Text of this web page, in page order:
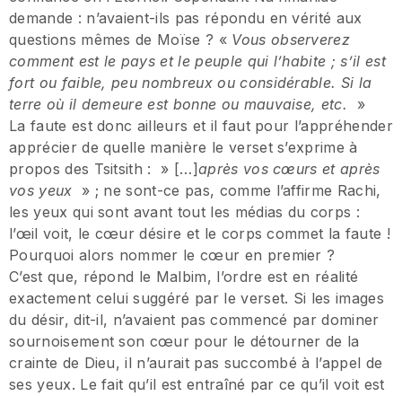
demande : n’avaient-ils pas répondu en vérité aux
questions mêmes de Moïse ? « Vous observerez
comment est le pays et le peuple qui l’habite ; s’il est
fort ou faible, peu nombreux ou considérable. Si la
terre où il demeure est bonne ou mauvaise, etc.
»
La faute est donc ailleurs et il faut pour l’appréhender
apprécier de quelle manière le verset s’exprime à
propos des Tsitsith : » […]après vos cœurs et après
vos yeux » ; ne sont-ce pas, comme l’affirme Rachi,
les yeux qui sont avant tout les médias du corps :
l’œil voit, le cœur désire et le corps commet la faute !
Pourquoi alors nommer le cœur en premier ?
C’est que, répond le Malbim, l’ordre est en réalité
exactement celui suggéré par le verset. Si les images
du désir, dit-il, n’avaient pas commencé par dominer
sournoisement son cœur pour le détourner de la
crainte de Dieu, il n’aurait pas succombé à l’appel de
ses yeux. Le fait qu’il est entraîné par ce qu’il voit est